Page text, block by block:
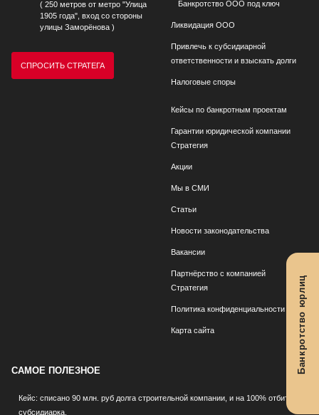
( 250 метров от метро "Улица
1905 года", вход со стороны
улицы Заморёнова )
СПРОСИТЬ СТРАТЕГА
Банкротство ООО под ключ
Ликвидация ООО
Привлечь к субсидиарной
ответственности и взыскать долги
Налоговые споры
Кейсы по банкротным проектам
Гарантии юридической компании
Стратегия
Акции
Мы в СМИ
Статьи
Новости законодательства
Вакансии
Партнёрство с компанией
Стратегия
Политика конфиденциальности
Карта сайта
САМОЕ ПОЛЕЗНОЕ
Кейс: списано 90 млн. руб долга строительной компании, и на 100% отбита
субсидиарка.
Банкротство юрлиц